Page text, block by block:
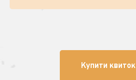
Купити квиток